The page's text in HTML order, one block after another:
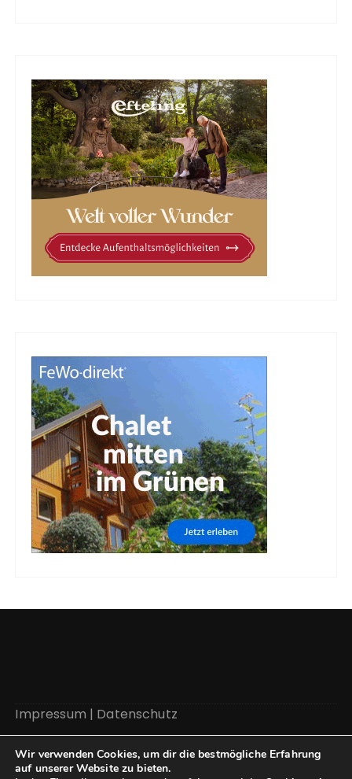
Impressum | Datenschutz
Wir verwenden Cookies, um dir die bestmögliche Erfahrung
auf unserer Website zu bieten.